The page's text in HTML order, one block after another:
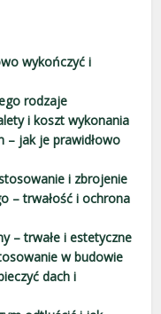
wykończyć i
rodzaje
i koszt wykonania
– jak je prawidłowo
i zbrojenie
– trwałość i ochrona
– trwałe i estetyczne
w budowie
dach i